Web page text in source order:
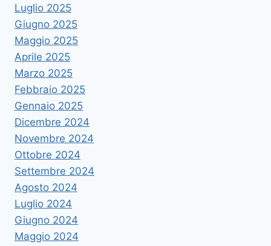
Luglio 2025
Giugno 2025
Maggio 2025
Aprile 2025
Marzo 2025
Febbraio 2025
Gennaio 2025
Dicembre 2024
Novembre 2024
Ottobre 2024
Settembre 2024
Agosto 2024
Luglio 2024
Giugno 2024
Maggio 2024